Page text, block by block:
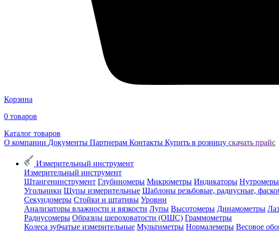
Корзина
0 товаров
Каталог товаров
О компании Документы Партнерам Контакты Купить в розницу скачать прайс
Измерительный инструмент
Измерительный инструмент
Штангенинструмент Глубиномеры Микрометры Индикаторы Нутромеры
Угольники Щупы измерительные Шаблоны резьбовые, радиусные,
Секундомеры Стойки и штативы Уровни
Анализаторы влажности и вязкости Лупы Высотомеры Динамометры
Радиусомеры Образцы шероховатости (ОШС) Граммометры
Колеса зубчатые измерительные Мультиметры Нормалемеры Весовое